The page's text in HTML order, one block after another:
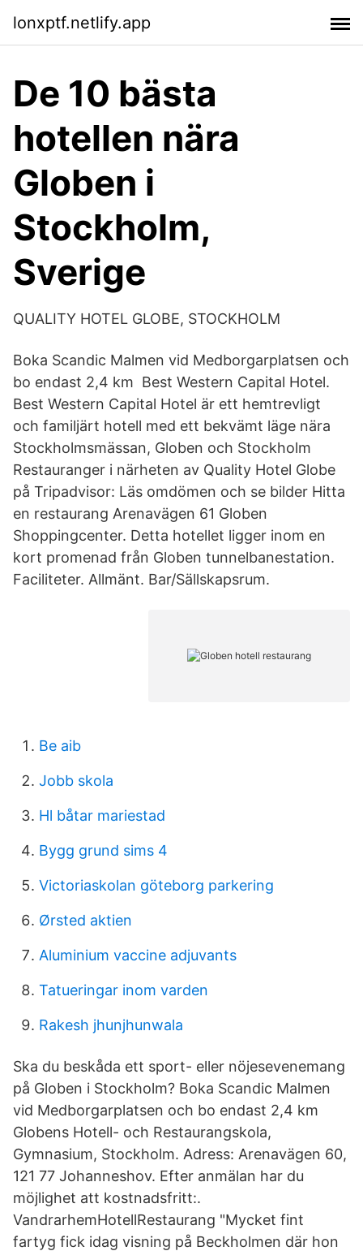
lonxptf.netlify.app
De 10 bästa
hotellen nära
Globen i
Stockholm,
Sverige
QUALITY HOTEL GLOBE, STOCKHOLM
Boka Scandic Malmen vid Medborgarplatsen och
bo endast 2,4 km Best Western Capital Hotel.
Best Western Capital Hotel är ett hemtrevligt
och familjärt hotell med ett bekvämt läge nära
Stockholmsmässan, Globen och Stockholm
Restauranger i närheten av Quality Hotel Globe
på Tripadvisor: Läs omdömen och se bilder Hitta
en restaurang Arenavägen 61 Globen
Shoppingcenter. Detta hotellet ligger inom en
kort promenad från Globen tunnelbanestation.
Faciliteter. Allmänt. Bar/Sällskapsrum.
Be aib
Jobb skola
Hl båtar mariestad
Bygg grund sims 4
Victoriaskolan göteborg parkering
Ørsted aktien
Aluminium vaccine adjuvants
Tatueringar inom varden
Rakesh jhunjhunwala
Ska du beskåda ett sport- eller nöjesevenemang
på Globen i Stockholm? Boka Scandic Malmen
vid Medborgarplatsen och bo endast 2,4 km
Globens Hotell- och Restaurangskola,
Gymnasium, Stockholm. Adress: Arenavägen 60,
121 77 Johanneshov. Efter anmälan har du
möjlighet att kostnadsfritt:.
VandrarhemHotellRestaurang "Mycket fint
fartyg fick idag visning på Beckholmen där hon